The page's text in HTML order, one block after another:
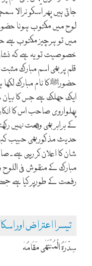
جاتی ہیں پھر اسکو نرالا
لوح میں مکتوب ہونا
میں تو ہرچیز مکتوب ہے
خصوصیت تو یہ ہے کہ
قلم پر بھی اسم مبارک
حضورﷺکا نام مبارک
ایک جھلک ہے جس کا بیان
پھلواروی صاحب اس کا
کے برابر بھی وقعت نہیں
حدیث مذکور بھی حبیب
شان کا اعلان کر رہی
مبارک کے منقوش فی
رفعت کے طورپر کیا ہے
تیسرا اعتراض اور
سِدْرَۃُ الْمُنْتَھٰی مَقَامُہٗ